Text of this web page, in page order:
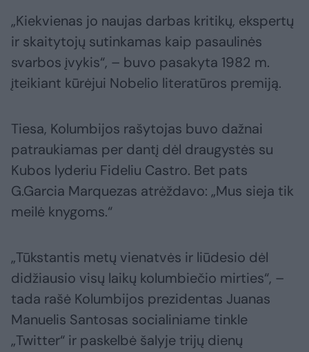
„Kiekvienas jo naujas darbas kritikų, ekspertų
ir skaitytojų sutinkamas kaip pasaulinės
svarbos įvykis“, – buvo pasakyta 1982 m.
įteikiant kūrėjui Nobelio literatūros premiją.
Tiesa, Kolumbijos rašytojas buvo dažnai
patraukiamas per dantį dėl draugystės su
Kubos lyderiu Fideliu Castro. Bet pats
G.Garcia Marquezas atrėždavo: „Mus sieja tik
meilė knygoms.“
„Tūkstantis metų vienatvės ir liūdesio dėl
didžiausio visų laikų kolumbiečio mirties“, –
tada rašė Kolumbijos prezidentas Juanas
Manuelis Santosas socialiniame tinkle
„Twitter“ ir paskelbė šalyje trijų dienų